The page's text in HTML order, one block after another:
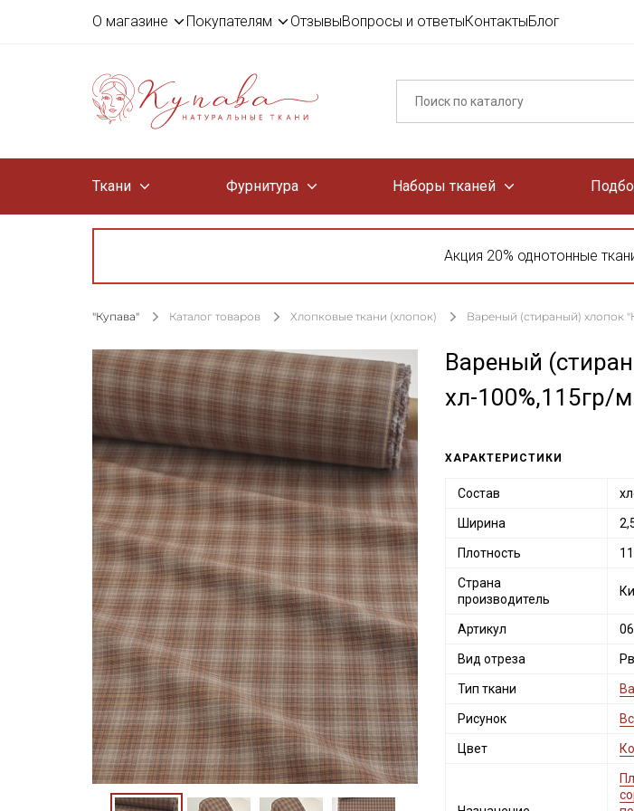
О магазине Покупателям ОтзывыВопросы и ответыКонтактыБлог
Ткани Фурнитура Наборы тканей
Акция 20% однотонные
"Купава" Каталог товаров Хлопковые ткани (хлопок) Вареный (стираный) хлопок
Вареный
хл-100%,115гр/
ХАРАКТЕРИСТИКИ
Состав
Ширина
Плотность
Страна
производитель
Артикул
Вид отреза
Тип ткани
Рисунок
Цвет